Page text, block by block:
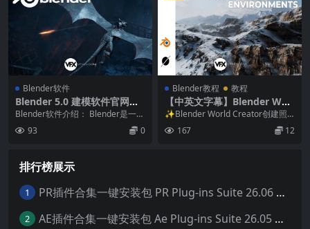
Blender软件
Blender 5.0 建模软件官网下
载 Win/Mac/Linux + 历史版
Blender软件介绍： Blender是一款
免费开源三维图形图像软件，提供
从建...
93 0
Blender教程 教程
【中英文字幕】Blender Worl
d Creator创建照片级真实地
✨Blender World Creator创建照
片级真实地形环境教程 中文/英...
167 12
排行榜展示
1 PR插件合集一键安装包 PR Plug-ins Suite 26.06 一键安装PR所有常用插件！
2 AE插件合集一键安装包 Ae Plug-ins Suite 26.05 一键安装AE所有常用插件！